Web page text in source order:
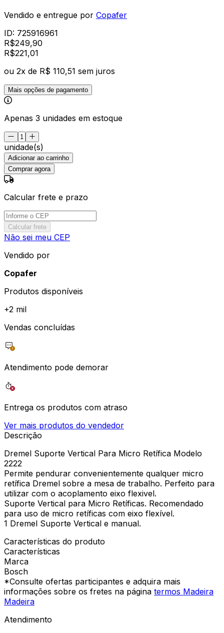
Vendido e entregue por Copafer
ID: 725916961
R$249,90
R$221,01
ou 2x de R$ 110,51 sem juros
Mais opções de pagamento
Apenas 3 unidades em estoque
unidade(s)
Adicionar ao carrinho
Comprar agora
Calcular frete e prazo
Calcular frete
Não sei meu CEP
Vendido por
Copafer
Produtos disponíveis
+2 mil
Vendas concluídas
Atendimento pode demorar
Entrega os produtos com atraso
Ver mais produtos do vendedor
Descrição
Dremel Suporte Vertical Para Micro Retífica Modelo
2222
Permite pendurar convenientemente qualquer micro
retífica Dremel sobre a mesa de trabalho. Perfeito para
utilizar com o acoplamento eixo flexivel.
Suporte Vertical para Micro Retíficas. Recomendado
para uso de micro retíficas com eixo flexível.
1 Dremel Suporte Vertical e manual.
Características do produto
Características
Marca
Bosch
*Consulte ofertas participantes e adquira mais
informações sobre os fretes na página termos Madeira
Madeira
Atendimento